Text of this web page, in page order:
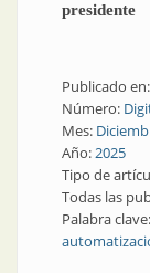
presidente
Publicado en:
Número:
Mes:
Año:2025
Tipo de
Todas las
Palabra clave: